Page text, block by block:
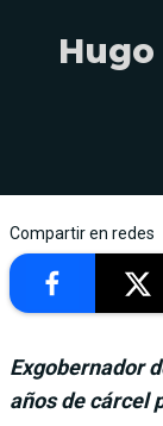
Compartir en redes
Exgobernador
años de cárcel